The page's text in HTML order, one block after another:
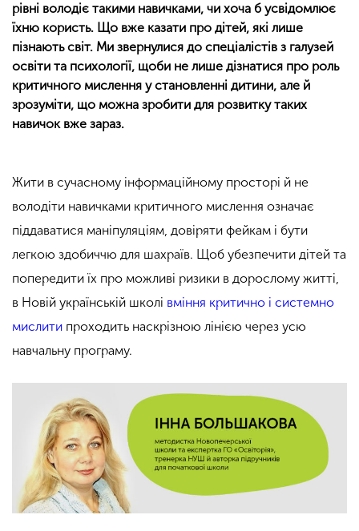
рівні володіє такими навичками, чи хоча б усвідомлює
їхню користь. Що вже казати про дітей, які лише
пізнають світ. Ми звернулися до спеціалістів з галузей
освіти та психології, щоби не лише дізнатися про роль
критичного мислення у становленні дитини, але й
зрозуміти, що можна зробити для розвитку таких
навичок вже зараз.
Жити в сучасному інформаційному просторі й не
володіти навичками критичного мислення означає
піддаватися маніпуляціям, довіряти фейкам і бути
легкою здобиччю для шахраїв. Щоб убезпечити дітей та
попередити їх про можливі ризики в дорослому житті,
в Новій українській школі вміння критично і системно
мислити проходить наскрізною лінією через усю
навчальну програму.